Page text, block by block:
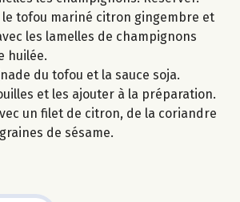
le tofou mariné citron gingembre et
les lamelles de champignons
huilée.
du tofou et la sauce soja.
et les ajouter à la préparation.
un filet de citron, de la coriandre
de sésame.